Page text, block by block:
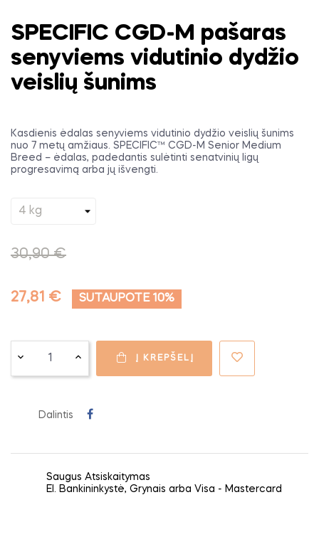
SPECIFIC CGD-M pašaras
senyviems vidutinio dydžio
veislių šunims
Kasdienis ėdalas senyviems vidutinio dydžio veislių šunims
nuo 7 metų amžiaus. SPECIFIC™ CGD-M Senior Medium
Breed – ėdalas, padedantis sulėtinti senatvinių ligų
progresavimą arba jų išvengti.
30,90 €
27,81 € SUTAUPOTE 10%
Į KREPŠELĮ
Dalintis
Saugus Atsiskaitymas
El. Bankininkystė, Grynais arba Visa - Mastercard